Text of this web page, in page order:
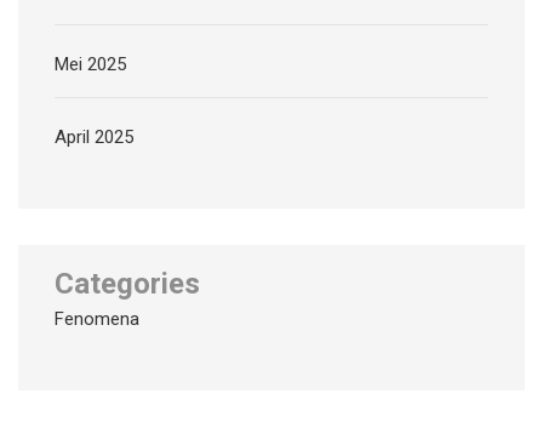
Mei 2025
April 2025
Categories
Fenomena